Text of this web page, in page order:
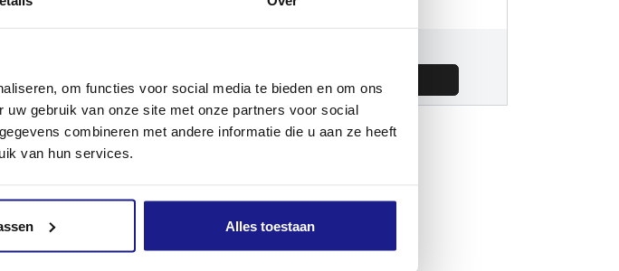
om functies voor social media te bieden en om ons
gebruik van onze site met onze partners voor social
combineren met andere informatie die u aan ze heeft
van hun services.
Alles toestaan
Andere